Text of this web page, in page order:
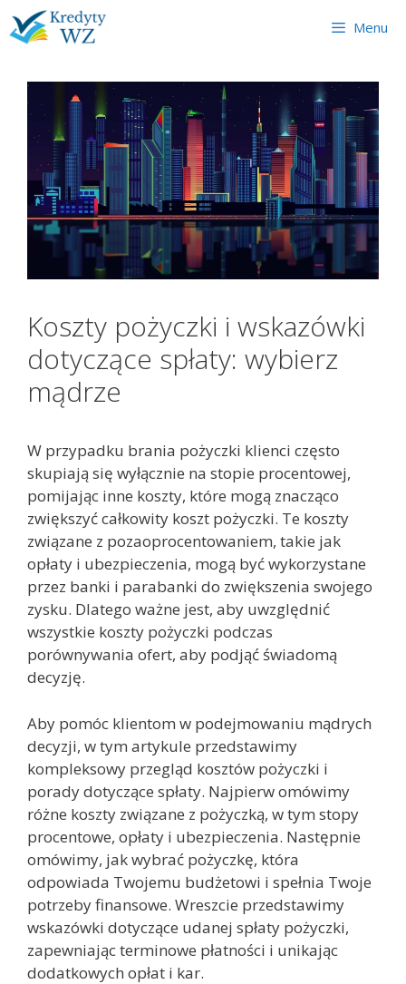
Skip
to
Menu
Koszty pożyczki i wskazówki
dotyczące spłaty: wybierz
mądrze
W przypadku brania pożyczki klienci często
skupiają się wyłącznie na stopie procentowej,
pomijając inne koszty, które mogą znacząco
zwiększyć całkowity koszt pożyczki. Te koszty
związane z pozaoprocentowaniem, takie jak
opłaty i ubezpieczenia, mogą być wykorzystane
przez banki i parabanki do zwiększenia swojego
zysku. Dlatego ważne jest, aby uwzględnić
wszystkie koszty pożyczki podczas
porównywania ofert, aby podjąć świadomą
decyzję.
Aby pomóc klientom w podejmowaniu mądrych
decyzji, w tym artykule przedstawimy
kompleksowy przegląd kosztów pożyczki i
porady dotyczące spłaty. Najpierw omówimy
różne koszty związane z pożyczką, w tym stopy
procentowe, opłaty i ubezpieczenia. Następnie
omówimy, jak wybrać pożyczkę, która
odpowiada Twojemu budżetowi i spełnia Twoje
potrzeby finansowe. Wreszcie przedstawimy
wskazówki dotyczące udanej spłaty pożyczki,
zapewniając terminowe płatności i unikając
dodatkowych opłat i kar.